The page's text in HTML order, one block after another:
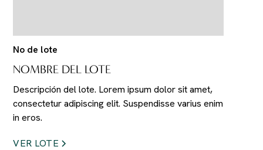
No de lote
NOMBRE DEL LOTE
Descripción del lote. Lorem ipsum dolor sit amet,
consectetur adipiscing elit. Suspendisse varius enim
in eros.
VER LOTE